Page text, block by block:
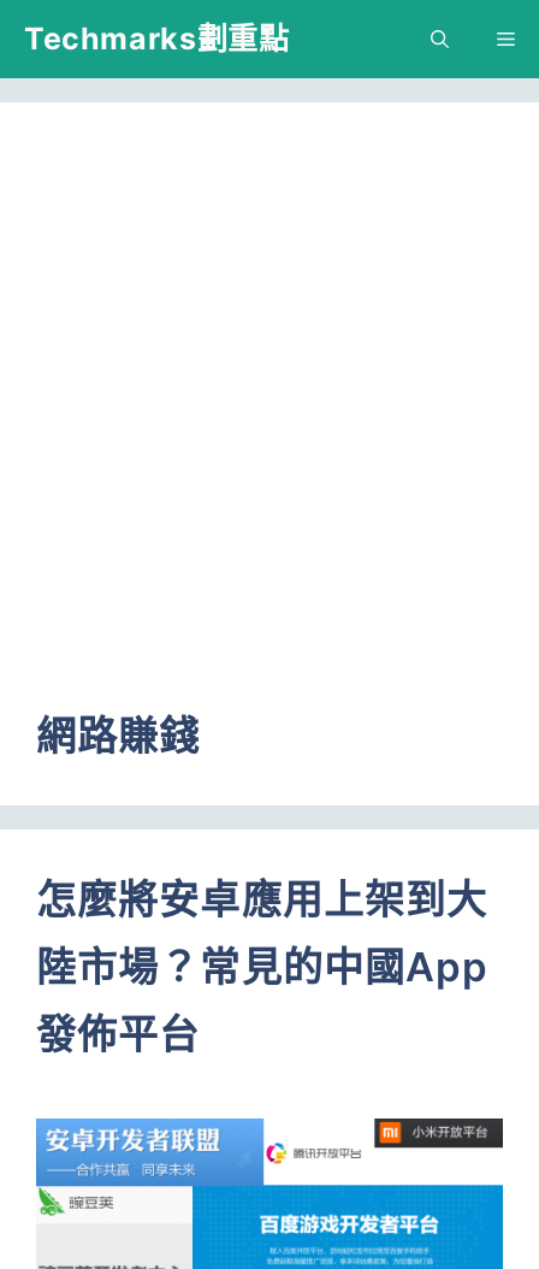
跳
主
Techmarks劃重點
網路賺錢
怎麼將安卓應用上架到大
陸市場？常見的中國App
發佈平台